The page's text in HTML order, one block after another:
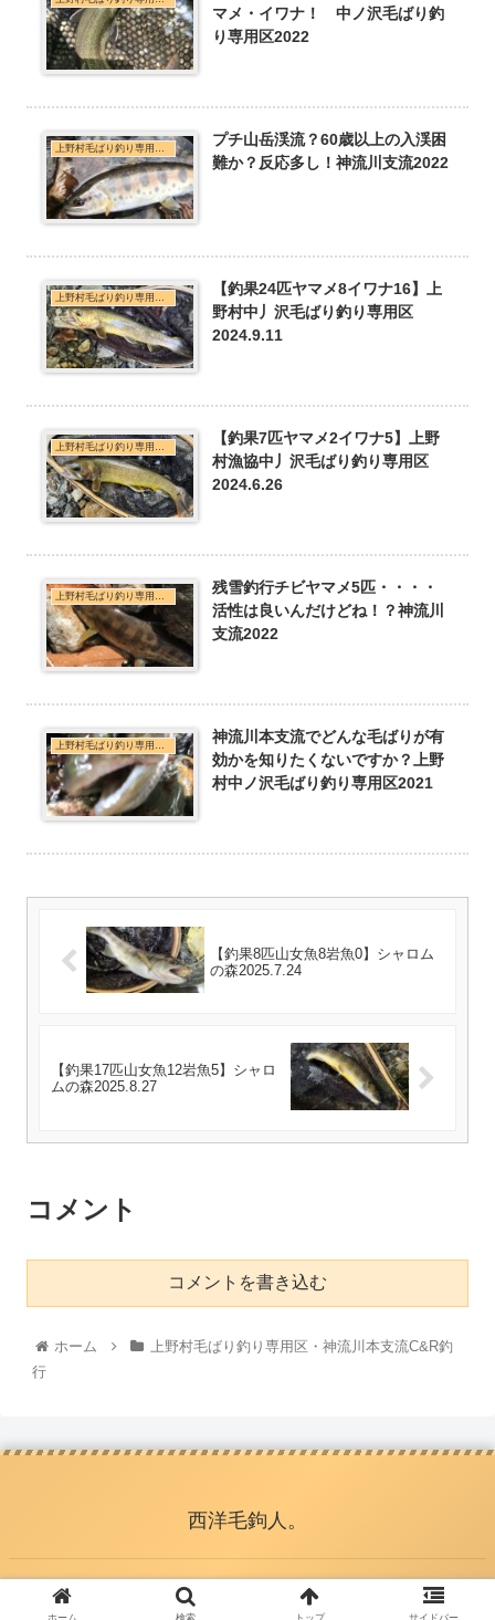
マメ・イワナ！ 中ノ沢毛ばり釣
り専用区2022
プチ山岳渓流？60歳以上の入渓困
難か？反応多し！神流川支流2022
【釣果24匹ヤマメ8イワナ16】上
野村中丿沢毛ばり釣り専用区
2024.9.11
【釣果7匹ヤマメ2イワナ5】上野
村漁協中丿沢毛ばり釣り専用区
2024.6.26
残雪釣行チビヤマメ5匹・・・・
活性は良いんだけどね！？神流川
支流2022
神流川本支流でどんな毛ばりが有
効かを知りたくないですか？上野
村中ノ沢毛ばり釣り専用区2021
【釣果8匹山女魚8岩魚0】シャロム
の森2025.7.24
【釣果17匹山女魚12岩魚5】シャロ
ムの森2025.8.27
コメント
コメントを書き込む
ホーム
上野村毛ばり釣り専用区・神流川本支流C&R釣
行
西洋毛鉤人。
© 2021 西洋毛鉤人。.
ホーム 検索 トップ サイドバー